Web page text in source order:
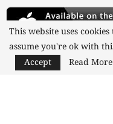
This website uses
assume you're ok with
Accept
Read More